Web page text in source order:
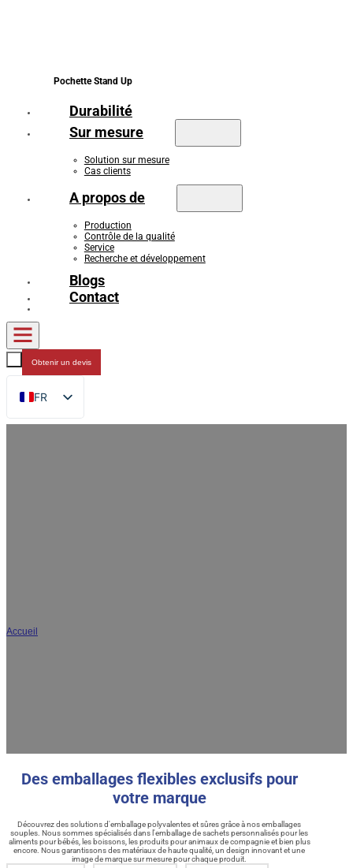
Pochette Stand Up
Durabilité
Sur mesure
Solution sur mesure
Cas clients
A propos de
Production
Contrôle de la qualité
Service
Recherche et développement
Blogs
Contact
Obtenir un devis
FR
EN
Accueil
Des emballages flexibles exclusifs pour
votre marque
Découvrez des solutions d'emballage polyvalentes et sûres grâce à nos emballages
souples. Nous sommes spécialisés dans l'emballage de sachets personnalisés pour les
aliments pour bébés, les boissons, les produits pour animaux de compagnie et bien plus
encore. Nous garantissons des matériaux de haute qualité, un design innovant et une
image de marque sur mesure pour chaque produit.